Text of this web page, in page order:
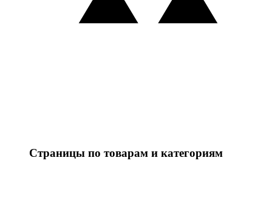
Страницы по товарам и категориям